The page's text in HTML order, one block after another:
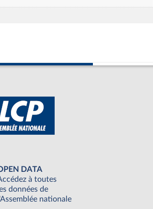
DATA
à toutes
données de
l'Assemblée nationale